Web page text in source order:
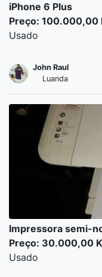
iPhone 6 Plus
Preço: 100.000,00
Usado
John Raul
Luanda
Impressora semi-
Preço: 30.000,00
Usado